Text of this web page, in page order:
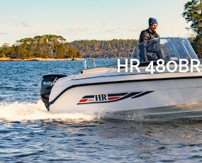
HR 480BR